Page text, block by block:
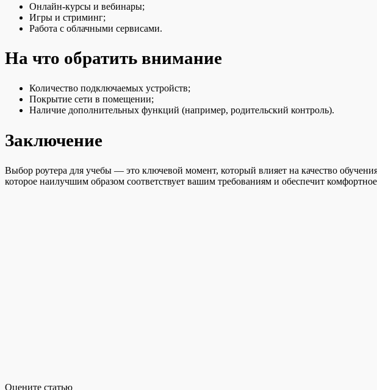
Онлайн-курсы и вебинары;
Игры и стриминг;
Работа с облачными сервисами.
На что обратить внимание
Количество подключаемых устройств;
Покрытие сети в помещении;
Наличие дополнительных функций (например, родительский контроль).
Заключение
Выбор роутера для учебы — это ключевой момент, который влияет на качество
которое наилучшим образом соответствует вашим требованиям и обеспечит
Оцените статью